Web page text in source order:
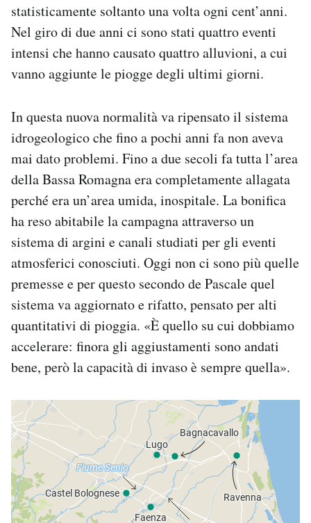
statisticamente soltanto una volta ogni cent’anni.
Nel giro di due anni ci sono stati quattro eventi
intensi che hanno causato quattro alluvioni, a cui
vanno aggiunte le piogge degli ultimi giorni.
In questa nuova normalità va ripensato il sistema
idrogeologico che fino a pochi anni fa non aveva
mai dato problemi. Fino a due secoli fa tutta l’area
della Bassa Romagna era completamente allagata
perché era un’area umida, inospitale. La bonifica
ha reso abitabile la campagna attraverso un
sistema di argini e canali studiati per gli eventi
atmosferici conosciuti. Oggi non ci sono più quelle
premesse e per questo secondo de Pascale quel
sistema va aggiornato e rifatto, pensato per alti
quantitativi di pioggia. «È quello su cui dobbiamo
accelerare: finora gli aggiustamenti sono andati
bene, però la capacità di invaso è sempre quella».